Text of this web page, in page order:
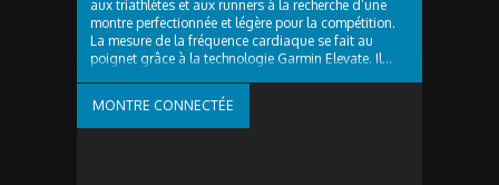
aux triathlètes et aux runners à la recherche d’une
montre perfectionnée et légère pour la compétition.
La mesure de la fréquence cardiaque se fait au
poignet grâce à la technologie Garmin Elevate. Il...
MONTRE CONNECTÉE